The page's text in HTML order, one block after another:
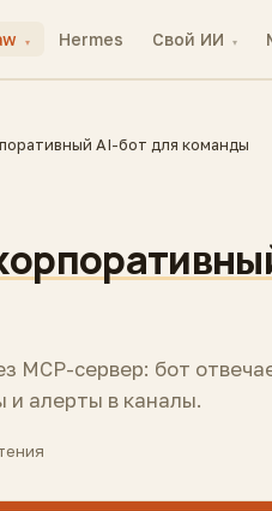
▾ Hermes Свой ИИ ▾
AI-бот для команды
MCP-сервер: бот
и алерты в каналы.